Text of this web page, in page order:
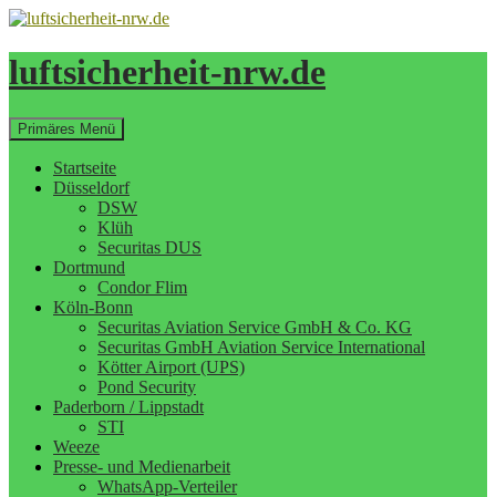
Zum
springen
luftsicherheit-nrw.de
Suchen
Primäres Menü
Startseite
Düsseldorf
DSW
Klüh
Securitas DUS
Dortmund
Condor Flim
Köln-Bonn
Securitas Aviation Service GmbH & Co. KG
Securitas GmbH Aviation Service International
Kötter Airport (UPS)
Pond Security
Paderborn / Lippstadt
STI
Weeze
Presse- und Medienarbeit
WhatsApp-Verteiler